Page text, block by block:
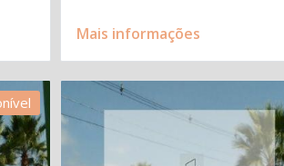
Mais informações